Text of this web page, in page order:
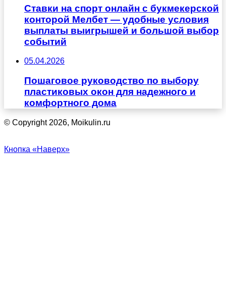
Ставки на спорт онлайн с букмекерской
конторой Мелбет — удобные условия
выплаты выигрышей и большой выбор
событий
05.04.2026
Пошаговое руководство по выбору
пластиковых окон для надежного и
комфортного дома
© Copyright 2026, Moikulin.ru
Кнопка «Наверх»